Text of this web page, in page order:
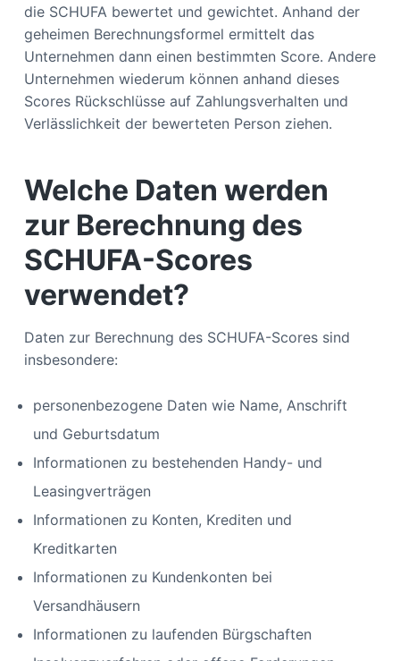
die SCHUFA bewertet und gewichtet. Anhand der
geheimen Berechnungsformel ermittelt das
Unternehmen dann einen bestimmten Score. Andere
Unternehmen wiederum können anhand dieses
Scores Rückschlüsse auf Zahlungsverhalten und
Verlässlichkeit der bewerteten Person ziehen.
Welche Daten werden
zur Berechnung des
SCHUFA-Scores
verwendet?
Daten zur Berechnung des SCHUFA-Scores sind
insbesondere:
personenbezogene Daten wie Name, Anschrift
und Geburtsdatum
Informationen zu bestehenden Handy- und
Leasingverträgen
Informationen zu Konten, Krediten und
Kreditkarten
Informationen zu Kundenkonten bei
Versandhäusern
Informationen zu laufenden Bürgschaften